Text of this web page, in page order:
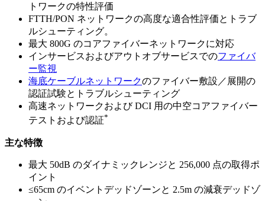
トワークの特性評価
FTTH/PON ネットワークの高度な適合性評価とトラブ
ルシューティング。
最大 800G のコアファイバーネットワークに対応
インサービスおよびアウトオブサービスでのファイバ
ー監視
海底ケーブルネットワークのファイバー敷設／展開の
認証試験とトラブルシューティング
高速ネットワークおよび DCI 用の中空コアファイバー
テストおよび認証*
主な特徴
最大 50dB のダイナミックレンジと 256,000 点の取得ポ
イント
≤65cm のイベントデッドゾーンと 2.5m の減衰デッドゾ